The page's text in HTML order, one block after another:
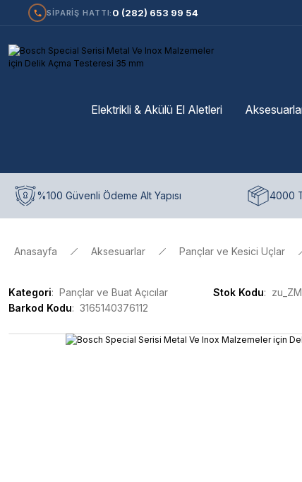
SİPARİŞ HATTI: 0 (282) 653 99 54
Elektrikli & Akülü El Aletleri
%100 Güvenli Ödeme Alt Yapısı 4000
Anasayfa Aksesuarlar Pançlar ve Kesici Uçlar
Kategori Pançlar ve Buat Açıcılar Stok Kodu
Barkod Kodu
3165140376112